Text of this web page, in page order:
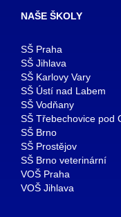
NAŠE ŠKOLY
SŠ Praha
SŠ Jihlava
SŠ Karlovy Vary
SŠ Ústí nad Labem
SŠ Vodňany
SŠ Třebechovice pod
SŠ Brno
SŠ Prostějov
SŠ Brno veterinární
VOŠ Praha
VOŠ Jihlava